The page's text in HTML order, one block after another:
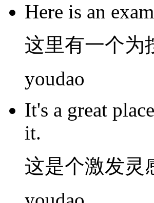
Here is an
这里有一个为
youdao
It's a great place
it.
这是个激发灵